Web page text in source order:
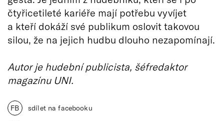
čtyřicetileté kariéře mají potřebu vyvíjet
a kteří dokáží své publikum oslovit takovou
silou, že na jejich hudbu dlouho nezapomínají.
Autor je hudební publicista, šéfredaktor
magazínu UNI.
FB sdílet na facebooku